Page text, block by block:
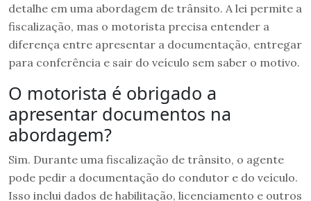
detalhe em uma abordagem de trânsito. A lei permite a
fiscalização, mas o motorista precisa entender a
diferença entre apresentar a documentação, entregar
para conferência e sair do veículo sem saber o motivo.
O motorista é obrigado a
apresentar documentos na
abordagem?
Sim. Durante uma fiscalização de trânsito, o agente
pode pedir a documentação do condutor e do veículo.
Isso inclui dados de habilitação, licenciamento e outros